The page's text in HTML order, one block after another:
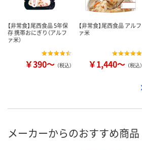
【非常食】尾西食品 5年保
存 携帯おにぎり（アルフ
ァ米）
￥390～ （税込）
【非常食】尾西食品 アルフ
ァ米
￥1,440～ （税込）
メーカーからのおすすめ商品